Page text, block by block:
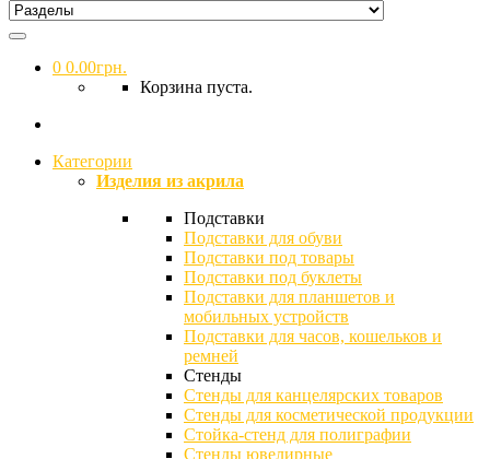
0 0.00грн.
Корзина пуста.
Категории
Изделия из акрила
Подставки
Подставки для обуви
Подставки под товары
Подставки под буклеты
Подставки для планшетов и
мобильных устройств
Подставки для часов, кошельков и
ремней
Стенды
Стенды для канцелярских товаров
Стенды для косметической продукции
Стойка-стенд для полиграфии
Стенды ювелирные